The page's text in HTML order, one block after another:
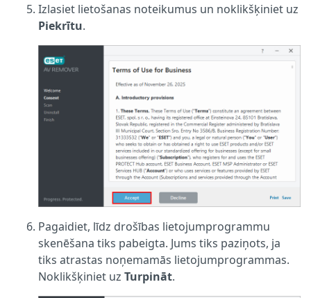
Izlasiet lietošanas noteikumus un noklikšķiniet uz
Piekrītu.
Pagaidiet, līdz drošības lietojumprogrammu
skenēšana tiks pabeigta. Jums tiks paziņots, ja
tiks atrastas noņemamās lietojumprogrammas.
Noklikšķiniet uz Turpināt.